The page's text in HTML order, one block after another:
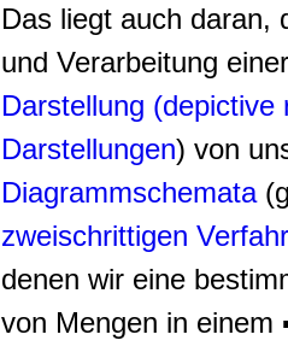
Das liegt auch daran,
und Verarbeitung
Darstellung
Darstellungen) von
Diagrammschemata(
zweischrittigen
denen wir eine
von Mengen in einem